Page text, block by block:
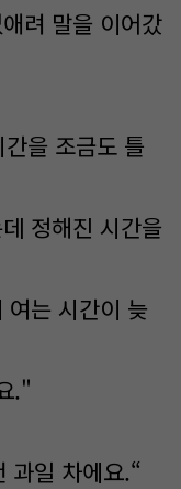
려 말을 이어갔
을 조금도 틀
정해진 시간을
여는 시간이 늦
."
과일 차에요.“